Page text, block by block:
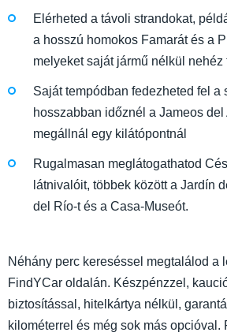
Elérheted a távoli strandokat,
a hosszú homokos Famarát és a
melyeket saját jármű nélkül nehéz
Saját tempódban fedezheted fel a
hosszabban időznél a Jameos
megállnál egy kilátópontnál
Rugalmasan meglátogathatod
látnivalóit, többek között a Jardín
del Río-t és a Casa-Museót.
Néhány perc kereséssel megtalálod a
FindYCar oldalán. Készpénzzel,
biztosítással, hitelkártya nélkül,
kilométerrel és még sok más opcióval.